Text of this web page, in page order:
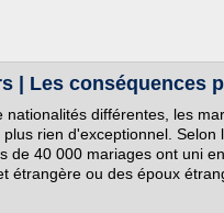
| Les conséquences
différentes, les
rien d'exceptionnel. Selon
de 40 000 mariages ont uni
étrangère ou des époux